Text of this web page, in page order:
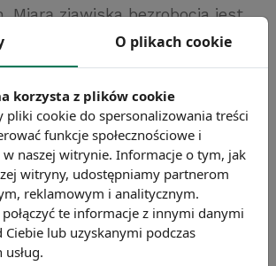
Miarą zjawiska bezrobocia jest
,Bezrobotny długotrwale,
,Bezrobocie frykcyjne
,Bezrobocie sezonowe,
wiedzieć więcej?
Zobacz więcej haseł
O plikach cookie
korzysta z plików cookie
pliki cookie do spersonalizowania treści
funkcje społecznościowe i
naszej witrynie. Informacje o tym, jak
witryny, udostępniamy partnerom
reklamowym i analitycznym.
te informacje z innymi danymi
lub uzyskanymi podczas